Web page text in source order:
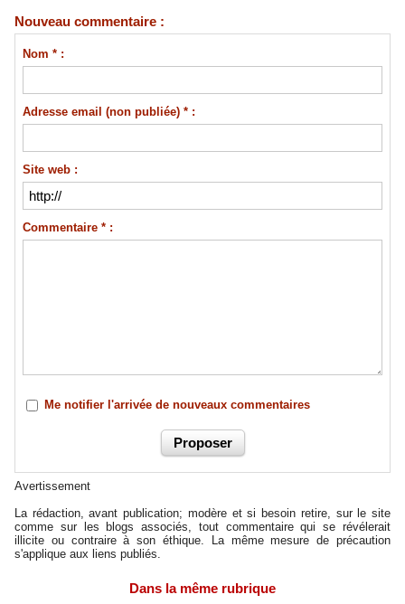
Nouveau commentaire :
Nom * :
Adresse email (non publiée) * :
Site web :
Commentaire * :
Me notifier l'arrivée de nouveaux commentaires
Avertissement
La rédaction, avant publication; modère et si besoin retire, sur le site
comme sur les blogs associés, tout commentaire qui se révélerait
illicite ou contraire à son éthique. La même mesure de précaution
s'applique aux liens publiés.
Dans la même rubrique